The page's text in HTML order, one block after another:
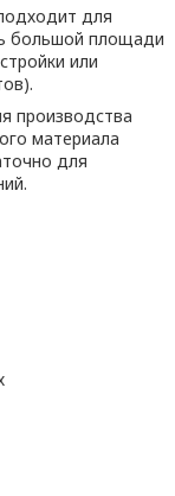
для
большой площади
или
производства
материала
для